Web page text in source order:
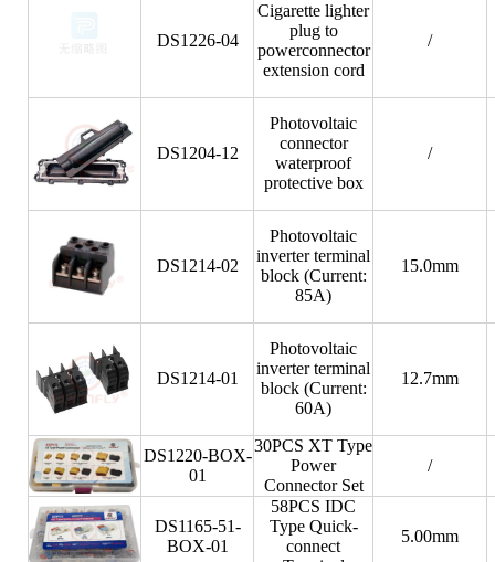
DS1226-04
Cigarette lighter
plug to
powerconnector
extension cord
/
DS1204-12
Photovoltaic
connector
waterproof
protective box
/
DS1214-02
Photovoltaic
inverter terminal
block (Current:
85A)
15.0mm
DS1214-01
Photovoltaic
inverter terminal
block (Current:
60A)
12.7mm
DS1220-BOX-
01
30PCS XT Type
Power
Connector Set
/
DS1165-51-
BOX-01
58PCS IDC
Type Quick-
connect
5.00mm